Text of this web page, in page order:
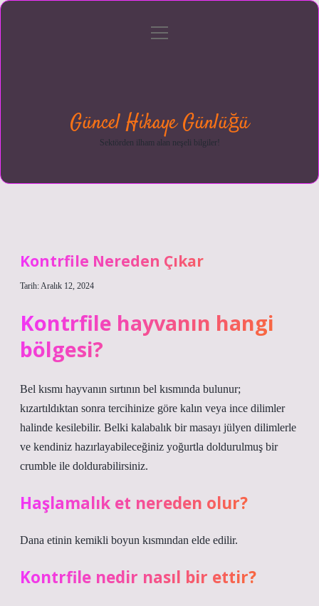
menüyü
Güncel Hikaye Günlüğü
Sektörden ilham alan neşeli bilgiler!
Kontrfile Nereden Çıkar
Tarih: Aralık 12, 2024
Kontrfile hayvanın hangi
bölgesi?
Bel kısmı hayvanın sırtının bel kısmında bulunur;
kızartıldıktan sonra tercihinize göre kalın veya ince dilimler
halinde kesilebilir. Belki kalabalık bir masayı jülyen dilimlerle
ve kendiniz hazırlayabileceğiniz yoğurtla doldurulmuş bir
crumble ile doldurabilirsiniz.
Haşlamalık et nereden olur?
Dana etinin kemikli boyun kısmından elde edilir.
Kontrfile nedir nasıl bir ettir?